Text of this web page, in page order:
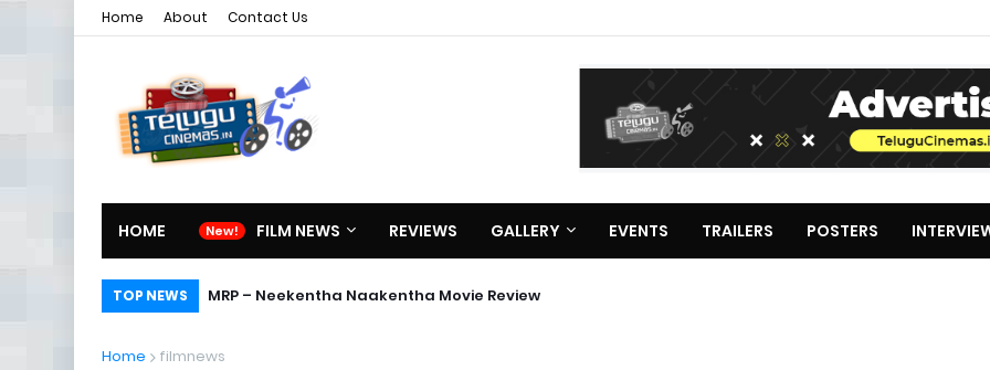
Home About Contact Us
HOME FILM NEWS REVIEWS GALLERY EVENTS TRAILERS POSTERS
TOP NEWS MRP – Neekentha Naakentha Movie Review
Home filmnews